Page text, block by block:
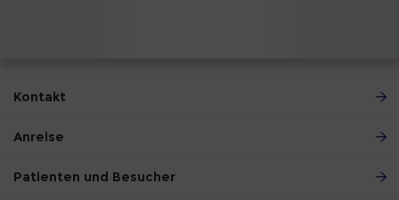
Kontakt
Anreise
Patienten und Besucher